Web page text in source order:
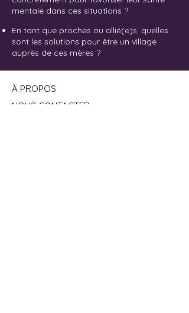
mentale dans ces situations ?
En tant que proches ou allié(e)s, quelles
sont les solutions pour être un village
auprès de ces mères ?
À PROPOS
NOUS CONTACTER